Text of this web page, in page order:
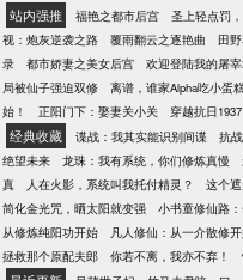
站内强推 福艳之都市后宫 圣上轻点罚
视：炮灰逆袭之路
覆雨翻云之逐艳曲 田
录
都市娇妻之美女后宫 欢迎登陆我的屠
局被仙子强迫双修
离谱，谁家Alpha吃小蛋
始！
正阳门下：娶妻关小关 穿越抗日1937
经典收藏 谍战：我其实能识别间谍 抗
绝望未来
龙珠：我有系统，你们修炼真慢
真
人在火影，系统叫我托付精灵？ 这个
简化金光咒，晒太阳就变强
小书童修仙路
从修炼纯阳功开始
凡人修仙：从一介散修
拯救那个原配夫郎
你若不离，我亦不弃！